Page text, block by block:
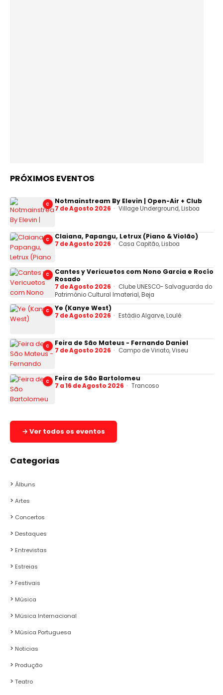
PRÓXIMOS EVENTOS
C Notmainstream By Elevin | Open-Air + Club
7 de Agosto 2026 Village Underground, Lisboa
C Claiana, Papangu, Letrux (Piano & Violão)
7 de Agosto 2026 Casa Capitão, Lisboa
C
Cantes y Vericuetos com Nono Garcia e Rocío
Rosado
7 de Agosto 2026
Clube UNESCO- Salvaguarda do
Património Cultural Imaterial, Beja
C Ye (Kanye West)
7 de Agosto 2026 Estádio Algarve, Loulé
C Feira de São Mateus - Fernando Daniel
7 de Agosto 2026 Campo de Viriato, Viseu
C Feira de São Bartolomeu
7 a 16 de Agosto 2026 Trancoso
→ Ver todos os eventos
Categorias
Álbuns
Artes
Concertos
Destaques
Entrevistas
Estreias
Festivais
Música
Música Internacional
Música Portuguesa
Noticias
Produção
Teatro